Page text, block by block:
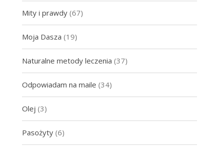
Mity i prawdy(67)
Moja Dasza (19)
Naturalne metody leczenia (37)
Odpowiadam na maile (34)
Olej (3)
Pasożyty(6)